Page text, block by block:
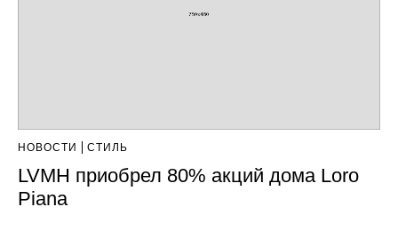
НОВОСТИ СТИЛЬ
LVMH приобрел 80% акций дома Loro
Piana